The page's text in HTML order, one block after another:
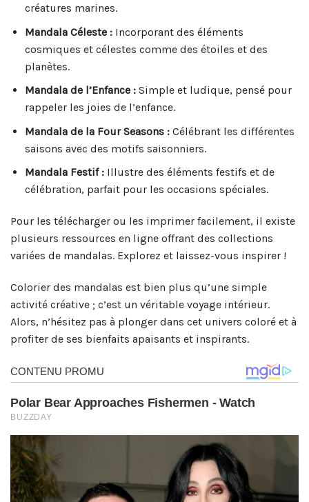
créatures marines.
Mandala Céleste :Incorporant des éléments
cosmiques et célestes comme des étoiles et des
planètes.
Mandala de l’Enfance :Simple et ludique, pensé pour
rappeler les joies de l’enfance.
Mandala de la Four Seasons :Célébrant les différentes
saisons avec des motifs saisonniers.
Mandala Festif :Illustre des éléments festifs et de
célébration, parfait pour les occasions spéciales.
Pour les télécharger ou les imprimer facilement, il existe
plusieurs ressources en ligne offrant des collections
variées de mandalas. Explorez et laissez-vous inspirer !
Colorier des mandalas est bien plus qu’une simple
activité créative ; c’est un véritable voyage intérieur.
Alors, n’hésitez pas à plonger dans cet univers coloré et à
profiter de ses bienfaits apaisants et inspirants.